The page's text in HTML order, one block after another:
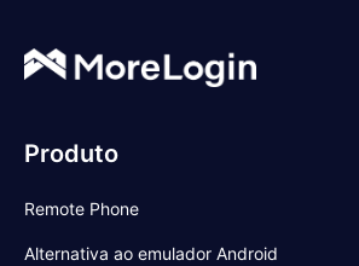
Produto
Remote Phone
Alternativa ao emulador Android